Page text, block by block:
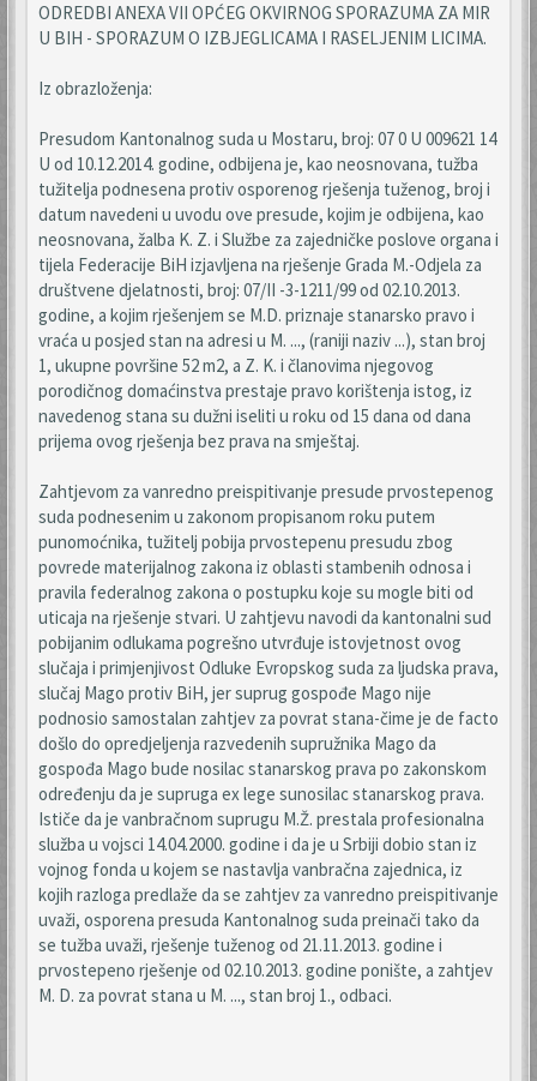
ODREDBI ANEXA VII OPĆEG OKVIRNOG SPORAZUMA ZA MIR
U BIH - SPORAZUM O IZBJEGLICAMA I RASELJENIM LICIMA.
Iz obrazloženja:
Presudom Kantonalnog suda u Mostaru, broj: 07 0 U 009621 14
U od 10.12.2014. godine, odbijena je, kao neosnovana, tužba
tužitelja podnesena protiv osporenog rješenja tuženog, broj i
datum navedeni u uvodu ove presude, kojim je odbijena, kao
neosnovana, žalba K. Z. i Službe za zajedničke poslove organa i
tijela Federacije BiH izjavljena na rješenje Grada M.-Odjela za
društvene djelatnosti, broj: 07/II -3-1211/99 od 02.10.2013.
godine, a kojim rješenjem se M.D. priznaje stanarsko pravo i
vraća u posjed stan na adresi u M. ..., (raniji naziv ...), stan broj
1, ukupne površine 52 m2, a Z. K. i članovima njegovog
porodičnog domaćinstva prestaje pravo korištenja istog, iz
navedenog stana su dužni iseliti u roku od 15 dana od dana
prijema ovog rješenja bez prava na smještaj.
Zahtjevom za vanredno preispitivanje presude prvostepenog
suda podnesenim u zakonom propisanom roku putem
punomoćnika, tužitelj pobija prvostepenu presudu zbog
povrede materijalnog zakona iz oblasti stambenih odnosa i
pravila federalnog zakona o postupku koje su mogle biti od
uticaja na rješenje stvari. U zahtjevu navodi da kantonalni sud
pobijanim odlukama pogrešno utvrđuje istovjetnost ovog
slučaja i primjenjivost Odluke Evropskog suda za ljudska prava,
slučaj Mago protiv BiH, jer suprug gospođe Mago nije
podnosio samostalan zahtjev za povrat stana-čime je de facto
došlo do opredjeljenja razvedenih supružnika Mago da
gospođa Mago bude nosilac stanarskog prava po zakonskom
određenju da je supruga ex lege sunosilac stanarskog prava.
Ističe da je vanbračnom suprugu M.Ž. prestala profesionalna
služba u vojsci 14.04.2000. godine i da je u Srbiji dobio stan iz
vojnog fonda u kojem se nastavlja vanbračna zajednica, iz
kojih razloga predlaže da se zahtjev za vanredno preispitivanje
uvaži, osporena presuda Kantonalnog suda preinači tako da
se tužba uvaži, rješenje tuženog od 21.11.2013. godine i
prvostepeno rješenje od 02.10.2013. godine ponište, a zahtjev
M. D. za povrat stana u M. ..., stan broj 1., odbaci.